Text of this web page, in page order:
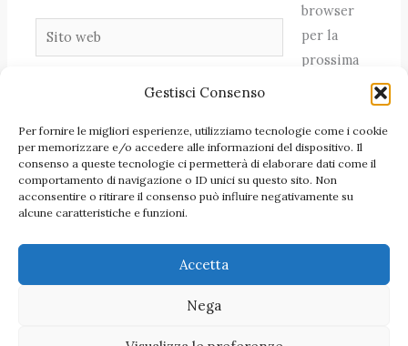
Gestisci Consenso
Per fornire le migliori esperienze, utilizziamo tecnologie come i cookie
per memorizzare e/o accedere alle informazioni del dispositivo. Il
consenso a queste tecnologie ci permetterà di elaborare dati come il
comportamento di navigazione o ID unici su questo sito. Non
acconsentire o ritirare il consenso può influire negativamente su
alcune caratteristiche e funzioni.
Accetta
Nega
Sito
web
browser
per la
prossima